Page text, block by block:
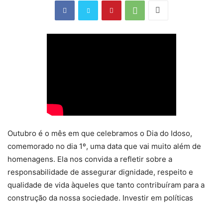
Outubro é o mês em que celebramos o Dia do Idoso,
comemorado no dia 1º, uma data que vai muito além de
homenagens. Ela nos convida a refletir sobre a
responsabilidade de assegurar dignidade, respeito e
qualidade de vida àqueles que tanto contribuíram para a
construção da nossa sociedade. Investir em políticas